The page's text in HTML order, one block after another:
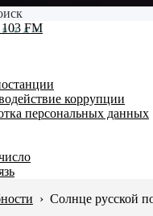
FM
коррупции
персональных данных
› Солнце русской